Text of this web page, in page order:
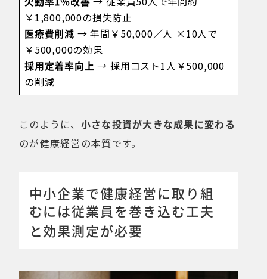
￥1,800,000の損失防止
医療費削減 → 年間￥50,000／人 ×10人で
￥500,000の効果
採用定着率向上→ 採用コスト1人￥500,000
の削減
このように、 小さな投資が大きな成果に変わる
のが健康経営の本質です。
中小企業で健康経営に取り組
むには従業員を巻き込む工夫
と効果測定が必要